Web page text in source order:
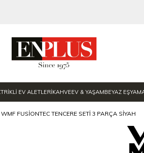
EV ALETLERİKAHVEEV & YAŞAMBEYAZ EŞYA
WMF FUSIONTEC TENCERE SETI 3 PARÇA SIYAH